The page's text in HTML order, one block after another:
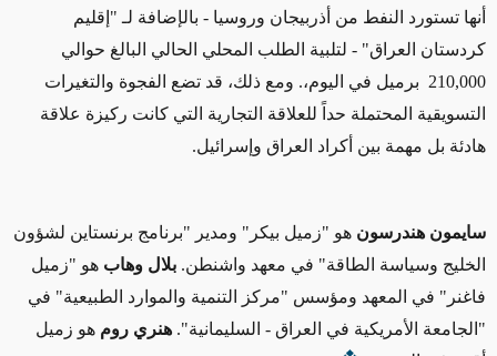
أنها تستورد النفط من أذربيجان وروسيا - بالإضافة لـ "إقليم
كردستان العراق" - لتلبية الطلب المحلي الحالي البالغ حوالي
210,000 برميل في اليوم،. ومع ذلك، قد تضع الفجوة والتغيرات
التسويقية المحتملة حداً للعلاقة التجارية التي كانت ركيزة علاقة
هادئة بل مهمة بين أكراد العراق وإسرائيل.
سايمون هندرسون هو "زميل بيكر" ومدير "برنامج برنستاين لشؤون
الخليج وسياسة الطاقة" في معهد واشنطن. بلال وهاب هو "زميل
فاغنر" في المعهد ومؤسس "مركز التنمية والموارد الطبيعية" في
"الجامعة الأمريكية في العراق - السليمانية". هنري روم هو زميل